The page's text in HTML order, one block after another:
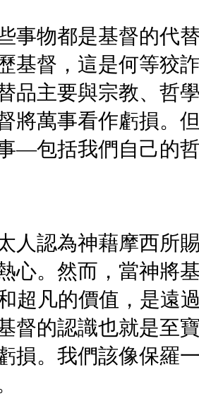
事物都是基督的代
基督，這是何等狡
品主要與宗教、哲
將萬事看作虧損。
—包括我們自己的
人認為神藉摩西所
。然而，當神將
凡的價值，是遠
的認識也就是至
損。我們該像保羅